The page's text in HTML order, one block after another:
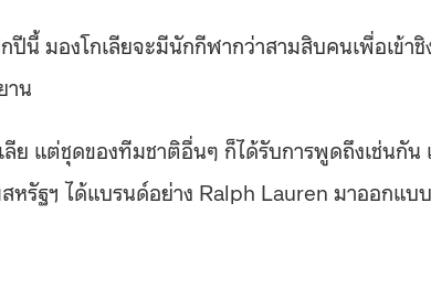
ปีนี้ มองโกเลียจะมีนักกีฬากว่าสามสิบคนเพื่อเข้า
าน
ลีย แต่ชุดของทีมชาติอื่นๆ ก็ได้รับการพูดถึงเช่นกั
รัฐฯ ได้แบรนด์อย่าง Ralph Lauren มาออกแบ